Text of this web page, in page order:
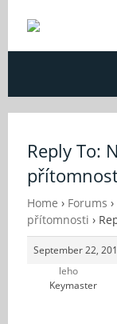
Reply To:
Home › Forums ›
přítomnosti ›
September 22,
leho
Keymaster